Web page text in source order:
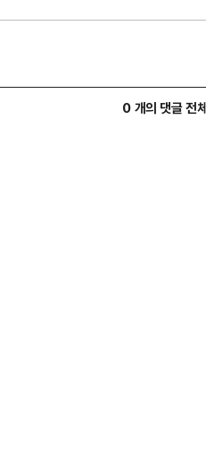
0 개의 댓글 전